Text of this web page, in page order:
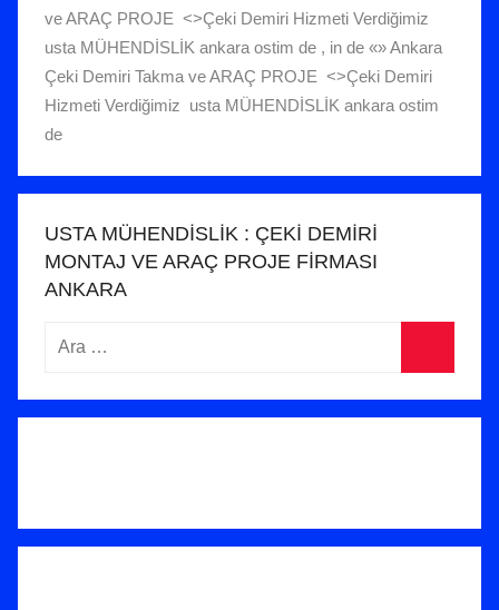
r
i
h
i
n
e
l
ve ARAÇ PROJE <>Çeki Demiri Hizmeti Verdiğimiz
usta MÜHENDİSLİK ankara ostim de , in de «» Ankara
Çeki Demiri Takma ve ARAÇ PROJE <>Çeki Demiri
Hizmeti Verdiğimiz usta MÜHENDİSLİK ankara ostim
de
USTA MÜHENDİSLİK : ÇEKİ DEMİRİ
MONTAJ VE ARAÇ PROJE FİRMASI
ANKARA
Arama: